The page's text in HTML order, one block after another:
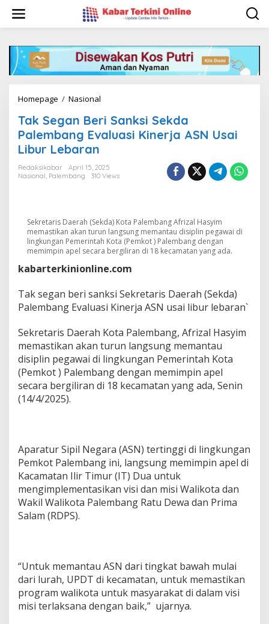
i
Homepage / Nasional
k
S
e
a
n
i
S
a
n
s
S
e
d
a
P
l
e
m
E
a
l
u
a
e
r
a
A
Tak Segan Beri Sanksi Sekda
Palembang Evaluasi Kinerja ASN Usai
Libur Lebaran
Redaksikabar
April 15, 2025
Nasional, Palembang 310 Views
Sekretaris Daerah (Sekda) Kota Palembang Afrizal Hasyim
memastikan akan turun langsung memantau disiplin pegawai di
lingkungan Pemerintah Kota (Pemkot ) Palembang dengan
memimpin apel secara bergiliran di 18 kecamatan yang ada.
kabarterkinionline.com
Tak segan beri sanksi Sekretaris Daerah (Sekda)
Palembang Evaluasi Kinerja ASN usai libur lebaran`
Sekretaris Daerah Kota Palembang, Afrizal Hasyim
memastikan akan turun langsung memantau
disiplin pegawai di lingkungan Pemerintah Kota
(Pemkot ) Palembang dengan memimpin apel
secara bergiliran di 18 kecamatan yang ada, Senin
(14/4/2025).
Aparatur Sipil Negara (ASN) tertinggi di lingkungan
Pemkot Palembang ini, langsung memimpin apel di
Kacamatan Ilir Timur (IT) Dua untuk
mengimplementasikan visi dan misi Walikota dan
Wakil Walikota Palembang Ratu Dewa dan Prima
Salam (RDPS).
“Untuk memantau ASN dari tingkat bawah mulai
dari lurah, UPDT di kecamatan, untuk memastikan
program walikota untuk masyarakat di dalam visi
misi terlaksana dengan baik,” ujarnya.